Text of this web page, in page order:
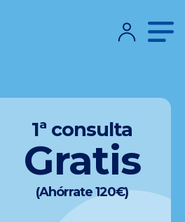
1ª consulta
Gratis
(Ahórrate 120€)